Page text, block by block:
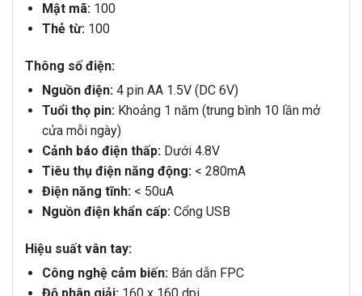
Mật mã:100
Thẻ từ:100
Thông số điện:
Nguồn điện:4 pin AA 1.5V (DC 6V)
Tuổi thọ pin:Khoảng 1 năm (trung bình 10 lần mở
cửa mỗi ngày)
Cảnh báo điện thấp:Dưới 4.8V
Tiêu thụ điện năng động:< 280mA
Điện năng tĩnh:< 50uA
Nguồn điện khẩn cấp:Cổng USB
Hiệu suất vân tay:
Công nghệ cảm biến:Bán dẫn FPC